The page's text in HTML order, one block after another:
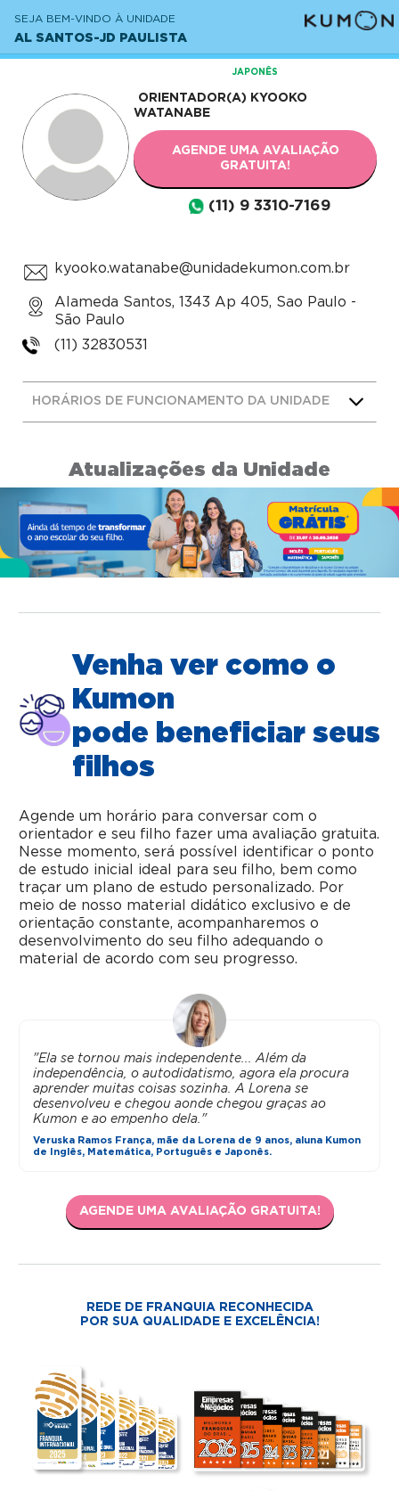
SEJA BEM-VINDO À UNIDADE
AL SANTOS-JD PAULISTA
JAPONÊS
ORIENTADOR(A) KYOOKO
WATANABE
AGENDE UMA AVALIAÇÃO
GRATUITA!
(11) 9 3310-7169
kyooko.watanabe@unidadekumon.com.br
Alameda Santos, 1343 Ap 405, Sao Paulo -
São Paulo
(11) 32830531
HORÁRIOS DE FUNCIONAMENTO DA UNIDADE
Atualizações da Unidade
Venha ver como o
Kumon
pode beneficiar seus
filhos
Agende um horário para conversar com o
orientador e seu filho fazer uma avaliação gratuita.
Nesse momento, será possível identificar o ponto
de estudo inicial ideal para seu filho, bem como
traçar um plano de estudo personalizado. Por
meio de nosso material didático exclusivo e de
orientação constante, acompanharemos o
desenvolvimento do seu filho adequando o
material de acordo com seu progresso.
"Ela se tornou mais independente... Além da
independência, o autodidatismo, agora ela procura
aprender muitas coisas sozinha. A Lorena se
desenvolveu e chegou aonde chegou graças ao
Kumon e ao empenho dela."
Veruska Ramos França, mãe da Lorena de 9 anos, aluna Kumon
de Inglês, Matemática, Português e Japonês.
AGENDE UMA AVALIAÇÃO GRATUITA!
REDE DE FRANQUIA RECONHECIDA
POR SUA QUALIDADE E EXCELÊNCIA!